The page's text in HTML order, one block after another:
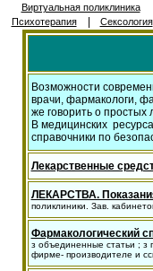
Виртуальная поликлиника
Психотерапия
Сексология
Возможности
врачи, фармакологи,
же говорить о
В медицинских
справочники по
Лекарственные
ЛЕКАРСТВА.
поликлиники. Зав.
Фармакологический
з объединенные статьи ; з
фирме- производителе и